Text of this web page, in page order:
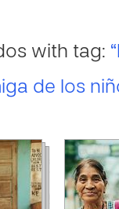
with tag:
de los